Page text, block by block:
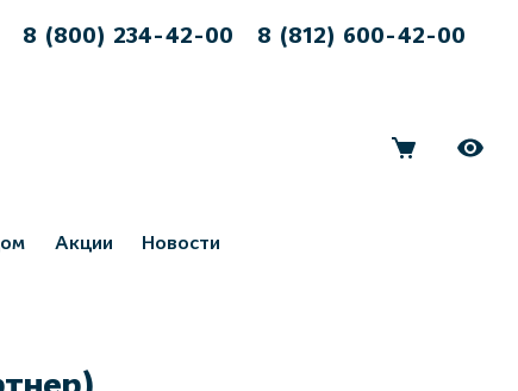
8 (800) 234-42-00 8 (812) 600-42-00
Акции Новости